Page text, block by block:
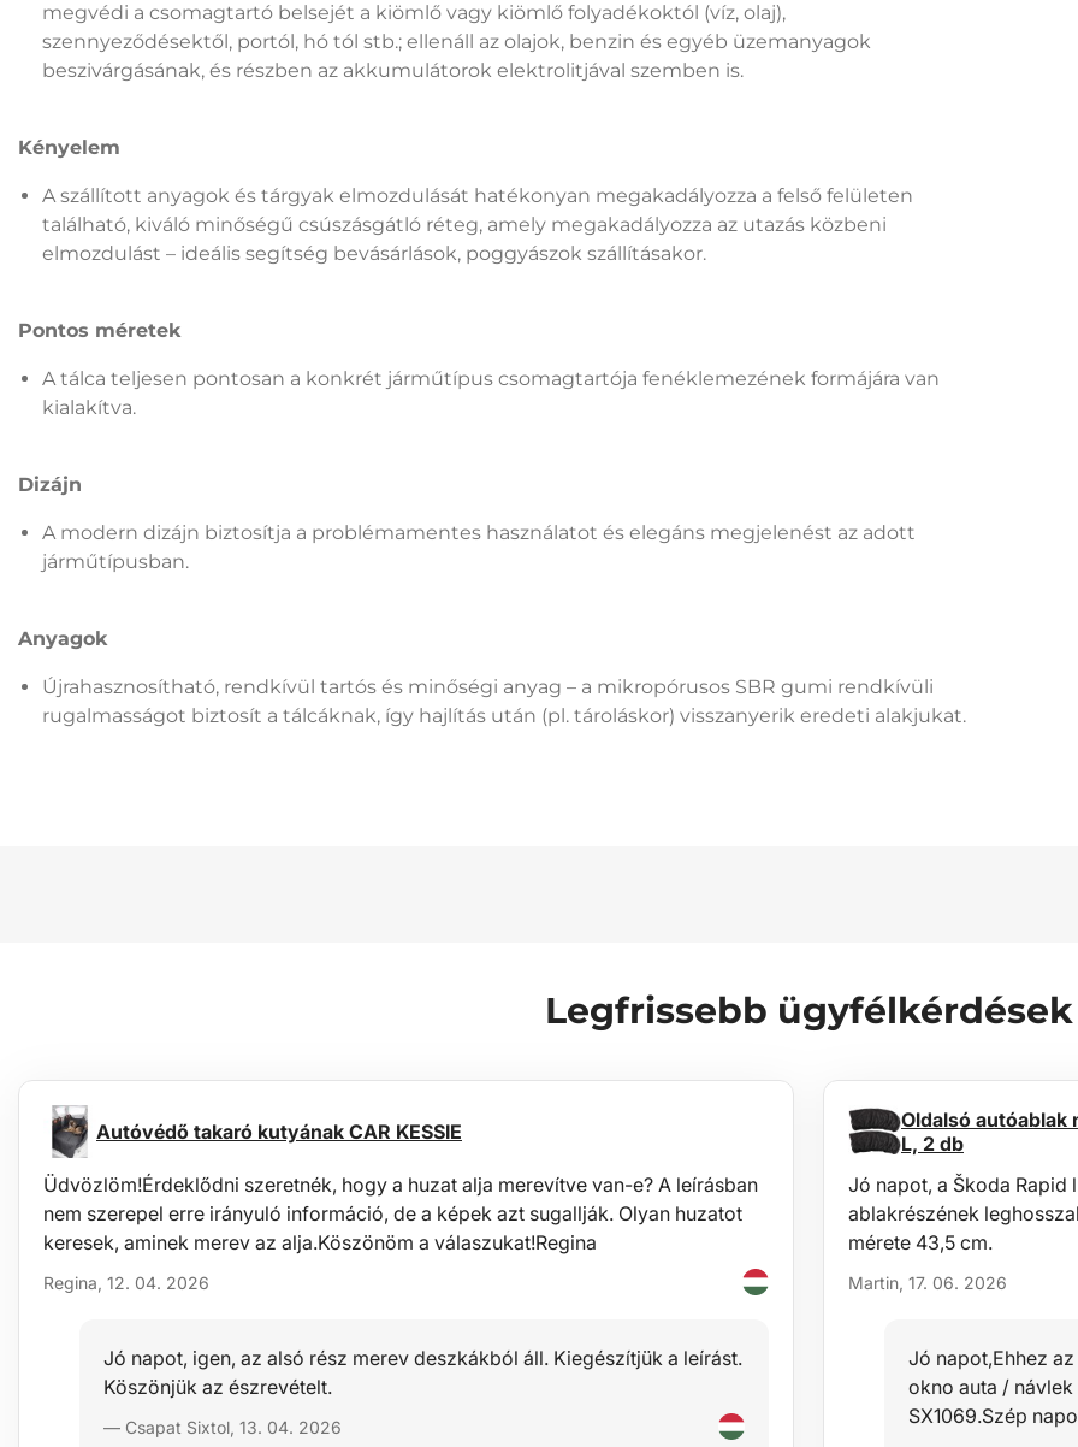
megvédi a csomagtartó belsejét a kiömlő vagy kiömlő folyadékoktól (víz, olaj),
szennyeződésektől, portól, hó tól stb.; ellenáll az olajok, benzin és egyéb üzemanyagok
beszivárgásának, és részben az akkumulátorok elektrolitjával szemben is.
Kényelem
A szállított anyagok és tárgyak elmozdulását hatékonyan megakadályozza a felső felületen
található, kiváló minőségű csúszásgátló réteg, amely megakadályozza az utazás közbeni
elmozdulást – ideális segítség bevásárlások, poggyászok szállításakor.
Pontos méretek
A tálca teljesen pontosan a konkrét járműtípus csomagtartója fenéklemezének formájára van
kialakítva.
Dizájn
A modern dizájn biztosítja a problémamentes használatot és elegáns megjelenést az adott
járműtípusban.
Anyagok
Újrahasznosítható, rendkívül tartós és minőségi anyag – a mikropórusos SBR gumi rendkívüli
rugalmasságot biztosít a tálcáknak, így hajlítás után (pl. tároláskor) visszanyerik eredeti alakjukat.
Legfrissebb ügyfélkérdések
Autóvédő takaró kutyának CAR KESSIE
Üdvözlöm!Érdeklődni szeretnék, hogy a huzat alja merevítve van-e? A leírásban
nem szerepel erre irányuló információ, de a képek azt sugallják. Olyan huzatot
keresek, aminek merev az alja.Köszönöm a válaszukat!Regina
Regina, 12. 04. 2026
Jó napot, igen, az alsó rész merev deszkákból áll. Kiegészítjük a leírást.
Köszönjük az észrevételt.
— Csapat Sixtol, 13. 04. 2026
Oldalsó autóablak
L, 2 db
Jó napot, a Škoda Rapid
ablakrészének
mérete 43,5 cm.
Martin, 17. 06. 2026
Jó napot,Ehhez
okno auta / návlek
SX1069.Szép